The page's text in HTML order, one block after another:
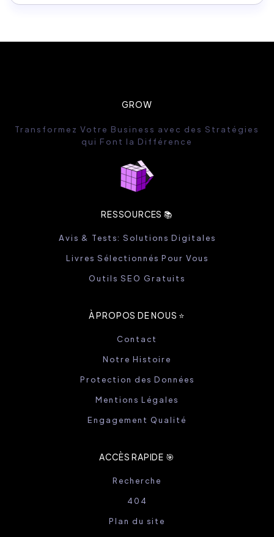
GROW
Transformez Votre Business avec des Stratégies
qui Font la Différence
RESSOURCES 📚
Avis & Tests: Solutions Digitales
Livres Sélectionnés Pour Vous
Outils SEO Gratuits
À PROPOS DE NOUS ⭐️
Contact
Notre Histoire
Protection des Données
Mentions Légales
Engagement Qualité
ACCÈS RAPIDE 🎯
Recherche
404
Plan du site